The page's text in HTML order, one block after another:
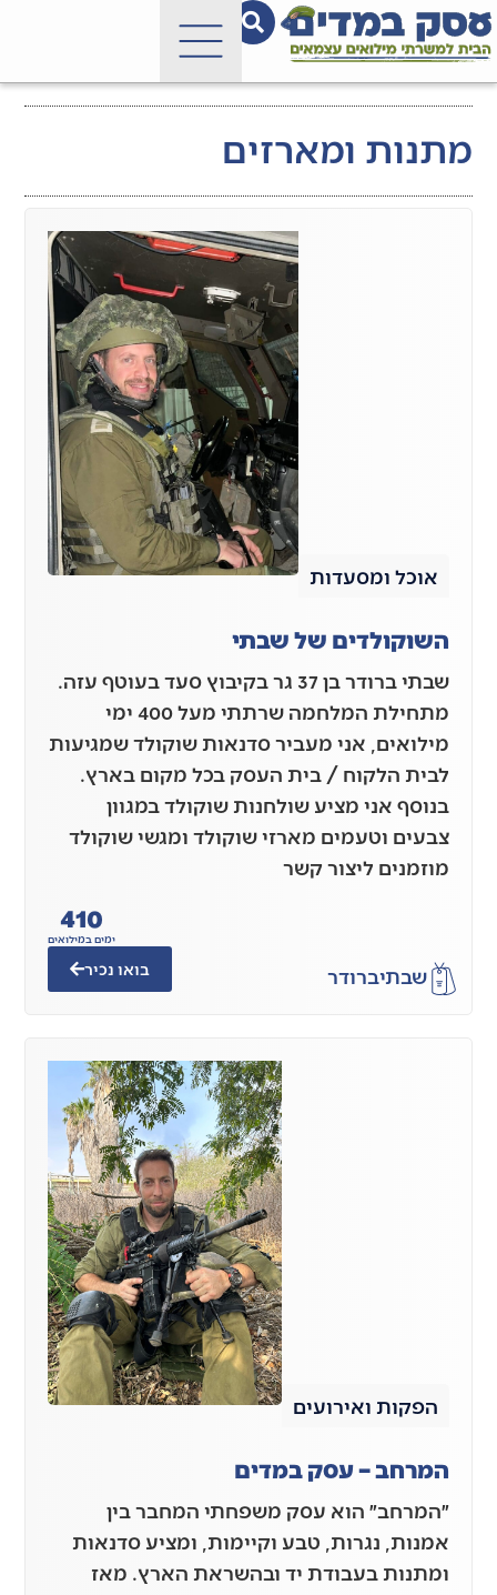
מתנות ומארזים
אוכל ומסעדות
השוקולדים של שבתי
שבתי ברודר בן 37 גר בקיבוץ סעד בעוטף עזה.
מתחילת המלחמה שרתתי מעל 400 ימי
מילואים, אני מעביר סדנאות שוקולד שמגיעות
לבית הלקוח / בית העסק בכל מקום בארץ.
בנוסף אני מציע שולחנות שוקולד במגוון
צבעים וטעמים מארזי שוקולד ומגשי שוקולד
מוזמנים ליצור קשר
שבתיברודר
ימים במילואים
410
בואו נכיר
הפקות ואירועים
המרחב – עסק במדים
״המרחב״ הוא עסק משפחתי המחבר בין
אמנות, נגרות, טבע וקיימות, ומציע סדנאות
ומתנות בעבודת יד ובהשראת הארץ. מאז